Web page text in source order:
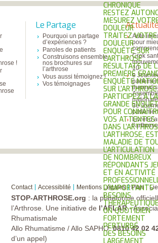
CHRONIQUE
RESTEZ
MESUREZ
DOULEUR
TRAITEZ VOTRE
DOULEUR
ENQUÊTE SUR
L’ARTHROSE
RÉSULTATS DE
PREMIÈRE
ENQUÊTE
SUR L’ARTHROSE
PARTICIPEZ À LA
GRANDE
POUR
VOS ATTENTES
DANS
L’ARTHROSE,
MALADIE DE
L’ARTICULATION
DE NOMBREUX
RÉPONDANTS
ET EN ACTIVITÉ
D’IMPORTANTS
BESOINS
UN QUOTIDIEN
FORTEMENT
PERTURBÉ
DES BESOINS
!
Le Partage
Pourquoi un partage
d’expériences ?
Paroles de patients
Construisons ensemble
nos brochures sur
l’arthrose
Vous aussi témoignez !
Vos témoignages
Auto
pour
Crok
10...
e
3e
Livret
l’arthrose
Contact Accessiblité Mentions Légales Plan
STOP-ARTHROSE.org : la plateforme
l’Arthrose. Une initiative de l’AFLAR-
Rhumatismale
Allo Rhumatisme / Allo SAPHO:0810 42 02
d’un appel)